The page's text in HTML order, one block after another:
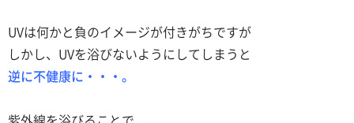
UVは何かと負のイメージが付きがちですが
しかし、UVを浴びないようにしてしまうと
逆に不健康に・・・。